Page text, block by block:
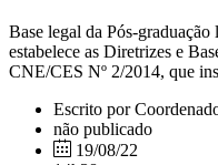
Base legal da Pós-
estabelece as Diretrizes e
CNE/CES Nº 2/2014, que
Escrito por
não publicado
19/08/22